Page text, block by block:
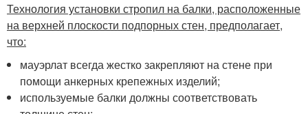
Технология установки стропил на балки, расположенные
на верхней плоскости подпорных стен, предполагает,
что:
мауэрлат всегда жестко закрепляют на стене при
помощи анкерных крепежных изделий;
используемые балки должны соответствовать